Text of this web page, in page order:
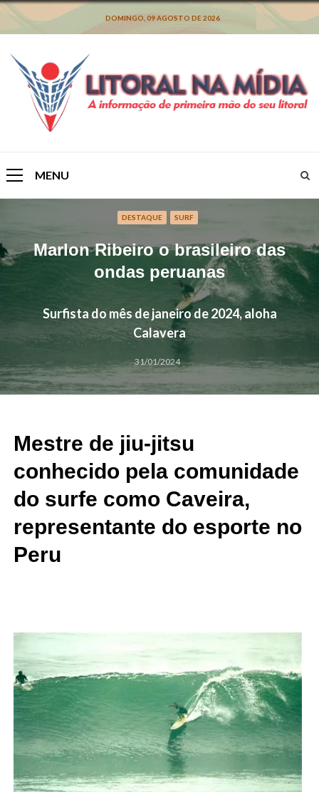
Skip
content
DOMINGO, 09 AGOSTO DE 2026
Primary
Menu
MENU
DESTAQUE SURF
Marlon Ribeiro o brasileiro das
ondas peruanas
Surfista do mês de janeiro de 2024, aloha
Calavera
31/01/2024
Mestre de jiu-jitsu
conhecido pela comunidade
do surfe como Caveira,
representante do esporte no
Peru